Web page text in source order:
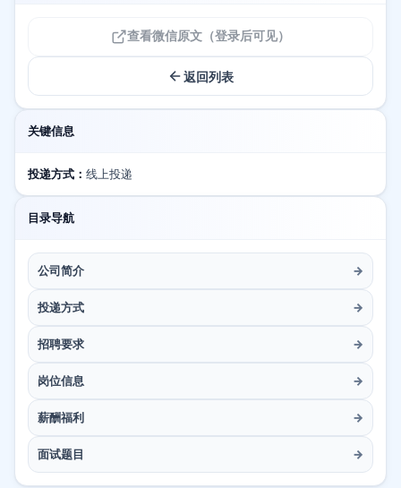
查看微信原文（登录后可见）
返回列表
关键信息
投递方式： 线上投递
目录导航
公司简介 →
投递方式 →
招聘要求 →
岗位信息 →
薪酬福利 →
面试题目 →